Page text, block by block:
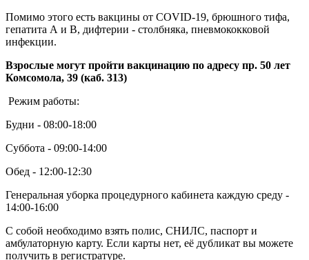
Помимо этого есть вакцины от COVID-19, брюшного тифа,
гепатита А и В, дифтерии - столбняка, пневмококковой
инфекции.
Взрослые могут пройти вакцинацию по адресу пр. 50 лет
Комсомола, 39 (каб. 313)
Режим работы:
Будни - 08:00-18:00
Суббота - 09:00-14:00
Обед - 12:00-12:30
Генеральная уборка процедурного кабинета каждую среду -
14:00-16:00
С собой необходимо взять полис, СНИЛС, паспорт и
амбулаторную карту. Если карты нет, её дубликат вы можете
получить в регистратуре.